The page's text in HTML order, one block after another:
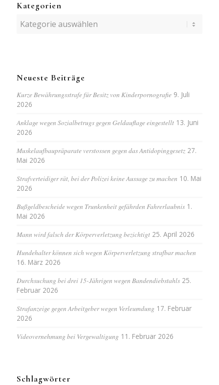
Kategorien
Kategorien
Neueste Beiträge
Kurze Bewährungsstrafe für Besitz von Kinderpornografie 9. Juli
2026
Anklage wegen Sozialbetrugs gegen Geldauflage eingestellt 13. Juni
2026
Muskelaufbaupräparate verstossen gegen das Antidopinggesetz 27.
Mai 2026
Strafverteidiger rät, bei der Polizei keine Aussage zu machen 10. Mai
2026
Bußgeldbescheide wegen Trunkenheit gefährden Fahrerlaubnis 1.
Mai 2026
Mann wird falsch der Körperverletzung bezichtigt 25. April 2026
Hundehalter können sich wegen Körperverletzung strafbar machen
16. März 2026
Durchsuchung bei drei 15-Jährigen wegen Bandendiebstahls 25.
Februar 2026
Strafanzeige gegen Arbeitgeber wegen Verleumdung 17. Februar
2026
Videovernehmung bei Vergewaltigung 11. Februar 2026
Schlagwörter